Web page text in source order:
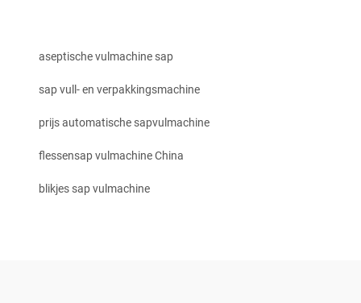
aseptische vulmachine sap
sap vull- en verpakkingsmachine
prijs automatische sapvulmachine
flessensap vulmachine China
blikjes sap vulmachine